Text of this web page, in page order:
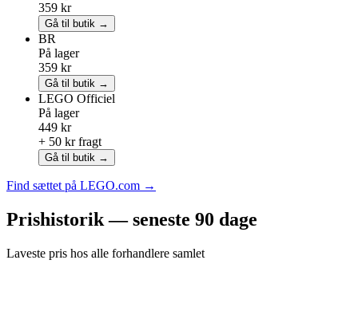
359 kr
Gå til butik →
BR
På lager
359 kr
Gå til butik →
LEGO Officiel
På lager
449 kr
+ 50 kr fragt
Gå til butik →
Find sættet på LEGO.com →
Prishistorik — seneste 90 dage
Laveste pris hos alle forhandlere samlet